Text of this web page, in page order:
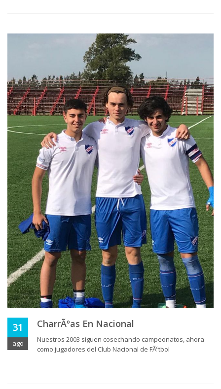
31
ago
CharrÃºas En Nacional
Nuestros 2003 siguen cosechando campeonatos, ahora
como jugadores del Club Nacional de FÃºtbol